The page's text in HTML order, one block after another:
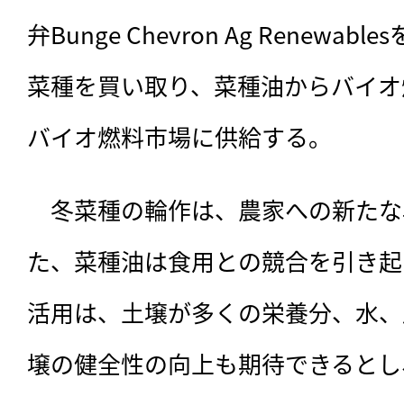
弁Bunge Chevron Ag Renewables
菜種を買い取り、菜種油からバイ
バイオ燃料市場に供給する。
冬菜種の輪作は、農家への新た
た、菜種油は食用との競合を引き
活用は、土壌が多くの栄養分、水
壌の健全性の向上も期待できると